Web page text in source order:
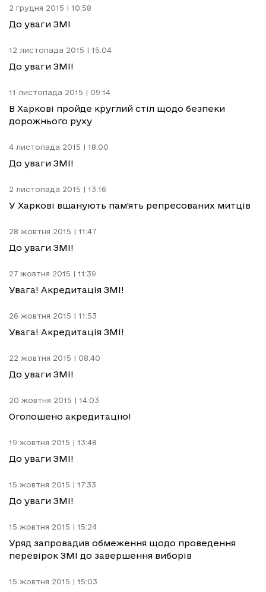
2 грудня 2015 | 10:58
До уваги ЗМІ
12 листопада 2015 | 15:04
До уваги ЗМІ!
11 листопада 2015 | 09:14
В Харкові пройде круглий стіл щодо безпеки
дорожнього руху
4 листопада 2015 | 18:00
До уваги ЗМІ!
2 листопада 2015 | 13:16
У Харкові вшанують пам’ять репресованих митців
28 жовтня 2015 | 11:47
До уваги ЗМІ!
27 жовтня 2015 | 11:39
Увага! Акредитація ЗМІ!
26 жовтня 2015 | 11:53
Увага! Акредитація ЗМІ!
22 жовтня 2015 | 08:40
До уваги ЗМІ!
20 жовтня 2015 | 14:03
Оголошено акредитацію!
19 жовтня 2015 | 13:48
До уваги ЗМІ!
15 жовтня 2015 | 17:33
До уваги ЗМІ!
15 жовтня 2015 | 15:24
Уряд запровадив обмеження щодо проведення
перевірок ЗМІ до завершення виборів
15 жовтня 2015 | 15:03